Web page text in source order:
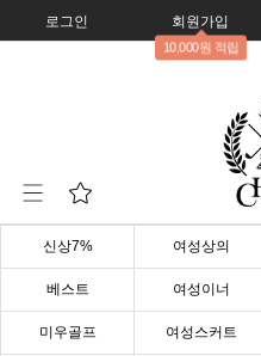
로그인 회원가입
10,000원 적립
신상7% 여성상의
베스트 여성이너
미우골프 여성스커트